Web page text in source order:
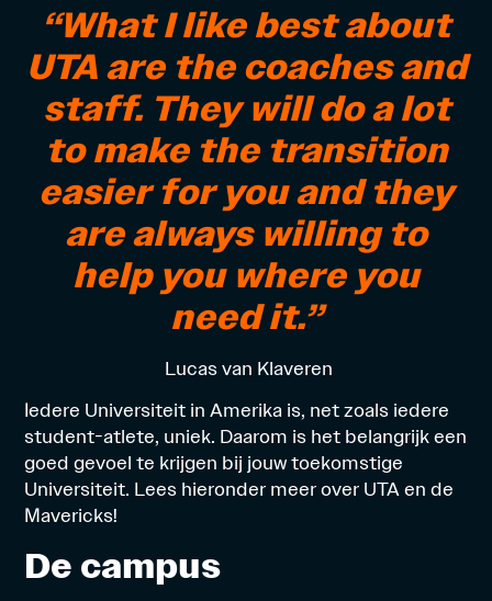
“What I like best about
UTA are the coaches and
staff. They will do a lot
to make the transition
easier for you and they
are always willing to
help you where you
need it.”
Lucas van Klaveren
Iedere Universiteit in Amerika is, net zoals iedere
student-atlete, uniek. Daarom is het belangrijk een
goed gevoel te krijgen bij jouw toekomstige
Universiteit. Lees hieronder meer over UTA en de
Mavericks!
De campus